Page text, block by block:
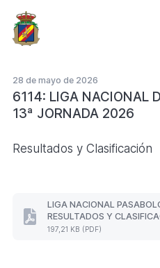
Saltar
al
contenido
28 de mayo de 2026
6114: LIGA NACIONAL
13ª JORNADA 2026
Resultados y Clasificación
LIGA NACIONAL
RESULTADOS Y
197,21 KB (PDF)
LIGA
NACIONAL